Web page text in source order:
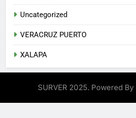
Uncategorized
VERACRUZ PUERTO
XALAPA
SURVER 2025. Powered By